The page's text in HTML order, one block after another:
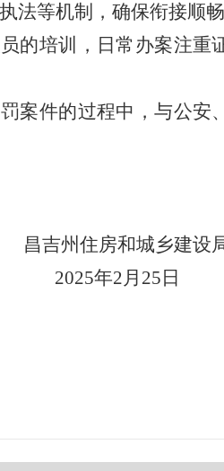
法等机制，确保衔接顺畅
的培训，日常办案注
案件的过程中，与公
州住房和城乡建设
年2月25日